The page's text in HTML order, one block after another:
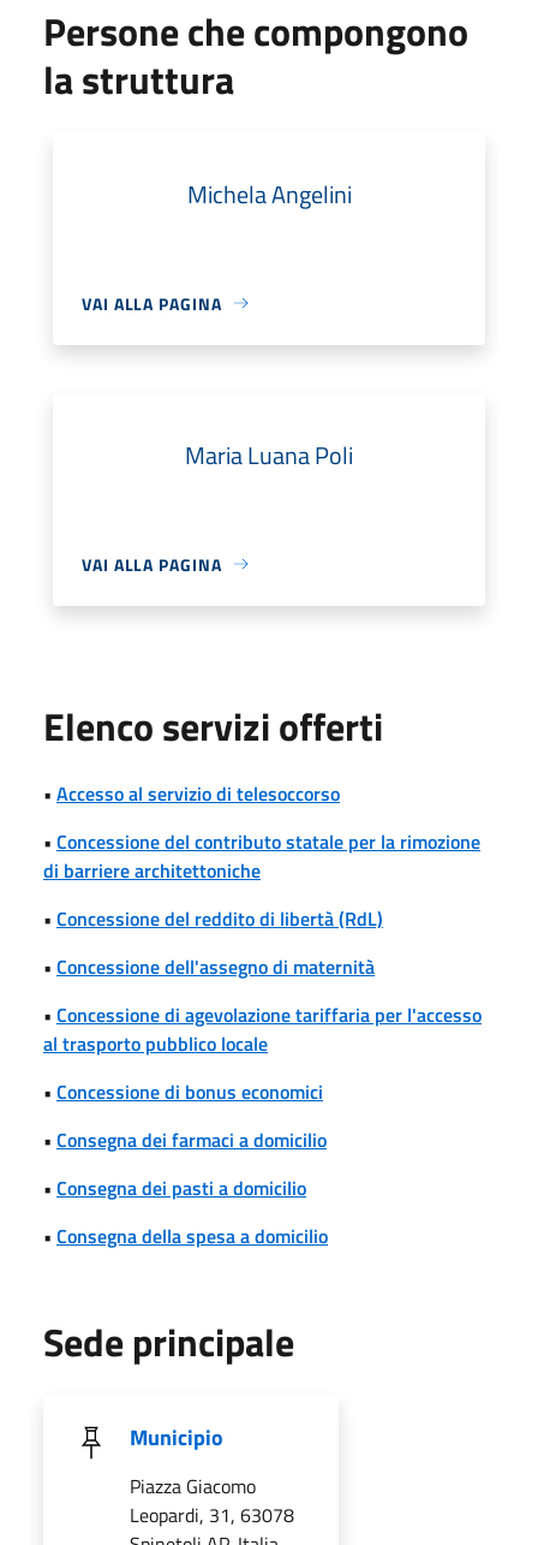
Persone che compongono
la struttura
Michela Angelini
VAI ALLA PAGINA
Maria Luana Poli
VAI ALLA PAGINA
Elenco servizi offerti
• Accesso al servizio di telesoccorso
• Concessione del contributo statale per la rimozione
di barriere architettoniche
• Concessione del reddito di libertà (RdL)
• Concessione dell'assegno di maternità
• Concessione di agevolazione tariffaria per l'accesso
al trasporto pubblico locale
• Concessione di bonus economici
• Consegna dei farmaci a domicilio
• Consegna dei pasti a domicilio
• Consegna della spesa a domicilio
Sede principale
Municipio
Piazza Giacomo
Leopardi, 31, 63078